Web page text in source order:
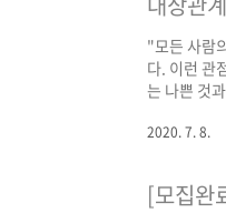
"모든 사람
다. 이런 관
는 나쁜 것
따라 발생
2020. 7. 8.
[모집